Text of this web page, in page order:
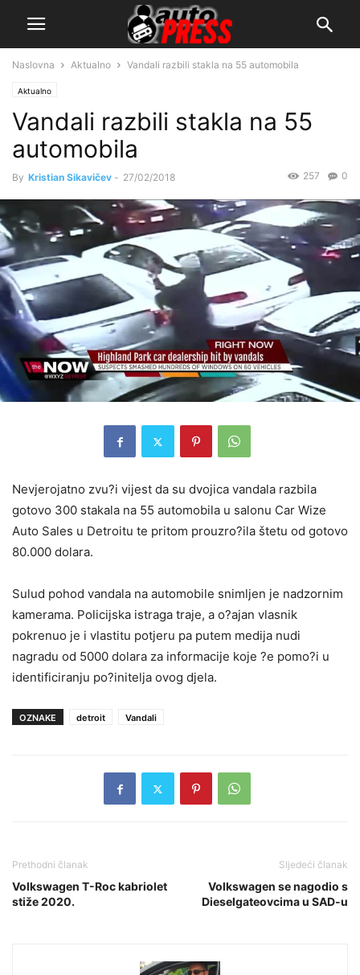
Naslovna Aktualno Vandali razbili stakla na 55 automobila
Aktualno
Vandali razbili stakla na 55
automobila
By Kristian Sikavičev - 27/02/2018 0
257
Nevjerojatno zvu?i vijest da su dvojica vandala razbila
gotovo 300 stakala na 55 automobila u salonu Car Wize
Auto Sales u Detroitu te pritom prouzro?ila štetu od gotovo
80.000 dolara.
Sulud pohod vandala na automobile snimljen je nadzornim
kamerama. Policijska istraga traje, a o?ajan vlasnik
pokrenuo je i vlastitu potjeru pa putem medija nudi
nagradu od 5000 dolara za informacije koje ?e pomo?i u
identificiranju po?initelja ovog djela.
OZNAKE detroit Vandali
Prethodni članak
Volkswagen T-Roc kabriolet
stiže 2020.
Sljedeći članak
Volkswagen se nagodio s
Dieselgateovcima u SAD-u